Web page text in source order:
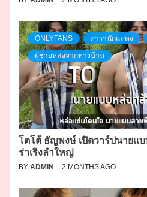
ONLYFANS ดารานักแสดง
ผู้ชายหล่อจากทางบ้าน
โตโต้ ธัญพงษ์ เปิดวาร์ปนายแ
ร่าเริงลำใหญ่
BY ADMIN 2 MONTHS AGO